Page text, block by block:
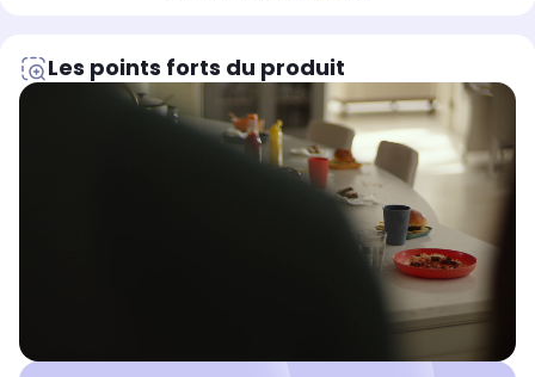
Les points forts du produit